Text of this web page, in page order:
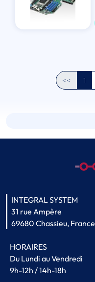
<< 1
INTEGRAL SYSTEM
31 rue Ampère
69680 Chassieu, France
HORAIRES
Du Lundi au Vendredi
9h-12h / 14h-18h